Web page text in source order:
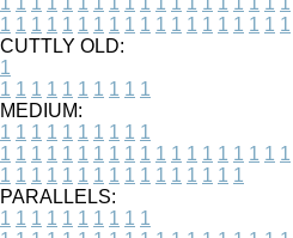
1 1 1 1 1 1 1 1 1 1 1 1 1 1 1 1 1 1 1
CUTTLY OLD:
1
1 1 1 1 1 1 1 1 1 1
MEDIUM:
1 1 1 1 1 1 1 1 1 1
1 1 1 1 1 1 1 1 1 1 1 1 1 1 1 1 1 1 1
1 1 1 1 1 1 1 1 1 1 1 1 1 1 1 1
PARALLELS:
1 1 1 1 1 1 1 1 1 1